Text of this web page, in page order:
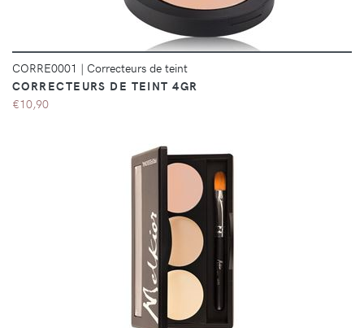
CORRE0001 | Correcteurs de teint
CORRECTEURS DE TEINT 4GR
€10,90
DÉTAILS